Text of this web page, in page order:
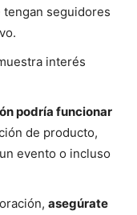
seguidores
interés
podría funcionar
de producto,
evento o incluso
asegúrate